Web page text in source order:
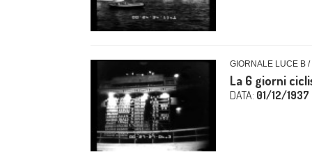
GIORNALE LUCE B
La 6 giorni
DATA: 01/12/1937